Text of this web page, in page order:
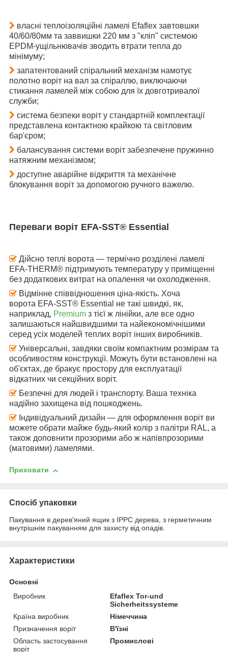
власні теплоізоляційні ламелі Efaflex завтовшки
40/60/80мм та заввишки 220 мм з "кліп" системою
EPDM-ущільнювачів зводить втрати тепла до
мінімуму;
запатентований спіральний механізм намотує
полотно воріт на вал за спіраллю, виключаючи
стикання ламелей між собою для їх довготривалої
служби;
система безпеки воріт у стандартній комплектації
представлена контактною крайкою та світловим
бар'єром;
балансування системи воріт забезпечене пружинно
натяжним механізмом;
доступне аварійне відкриття та механічне
блокування воріт за допомогою ручного важелю.
Переваги воріт EFA-SST® Essential
Дійсно теплі ворота — термічно розділені ламелі
EFA-THERM® підтримують температуру у приміщенні
без додаткових витрат на опалення чи охолодження.
Відмінне співвідношення ціна-якість. Хоча
ворота EFA-SST® Essential не такі швидкі, як,
наприклад, Premium з тієї ж лінійки, але все одно
залишаються найшвидшими та найекономічнішими
серед усіх моделей теплих воріт інших виробників.
Універсальні, завдяки своїм компактним розмірам та
особливостям конструкції. Можуть бути встановлені на
об'єктах, де бракує простору для експлуатації
відкатних чи секційних воріт.
Безпечні для людей і транспорту. Ваша техніка
надійно захищена від пошкоджень.
Індивідуальний дизайн — для оформлення воріт ви
можете обрати майже будь-який колір з палітри RAL, а
також доповнити прозорими або ж напівпрозорими
(матовими) ламелями.
Приховати
Спосіб упаковки
Пакування в дерев'яний ящик з IPPC дерева, з герметичним
внутрішнім пакуванням для захисту від опадів.
Характеристики
Основні
Виробник
Efaflex Tor-und
Sicherheitssysteme
Країна виробник
Німеччина
Призначення воріт
В'їзні
Область застосування
воріт
Промислові